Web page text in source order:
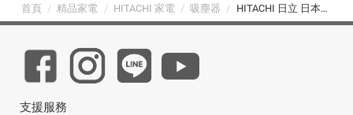
首頁 / 精品家電 / HITACHI 家電 / 吸塵器 / HITACHI 日立 日本原裝電動自走紙袋型吸塵器 (CV-KP90GT 570W 本體 2.9kg)
支援服務